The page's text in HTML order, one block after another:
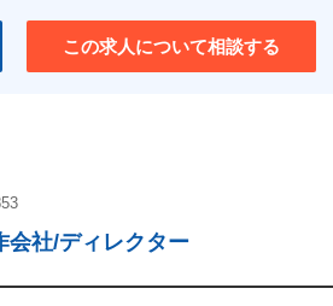
この求人について相談する
会社/ディレクター